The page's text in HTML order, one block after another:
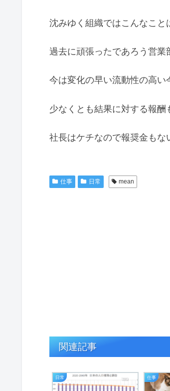
沈みゆく組織ではこんなこと
過去に頑張ったであろう営業
今は変化の早い流動性の高い
少なくとも結果に対する報酬
社長はケチなので報奨金もな
仕事 日常 mean
関連記事
日常 仕事